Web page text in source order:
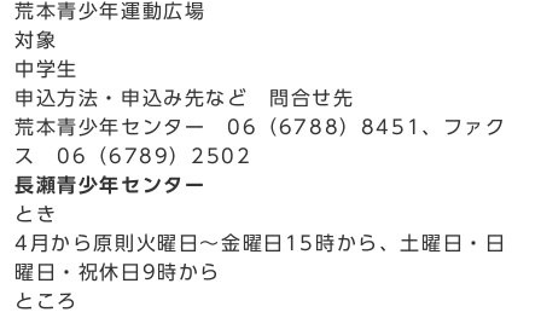
荒本青少年運動広場
対象
中学生
申込方法・申込み先など 問合せ先
荒本青少年センター 06（6788）8451、ファク
ス 06（6789）2502
長瀬青少年センター
とき
4月から原則火曜日～金曜日15時から、土曜日・日
曜日・祝休日9時から
ところ